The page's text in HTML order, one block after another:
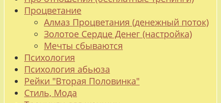
Процветание
Алмаз Процветания (денежный поток)
Золотое Сердце Денег (настройка)
Мечты сбываются
Психология
Психология абьюза
Рейки "Вторая Половинка"
Стиль, Мода